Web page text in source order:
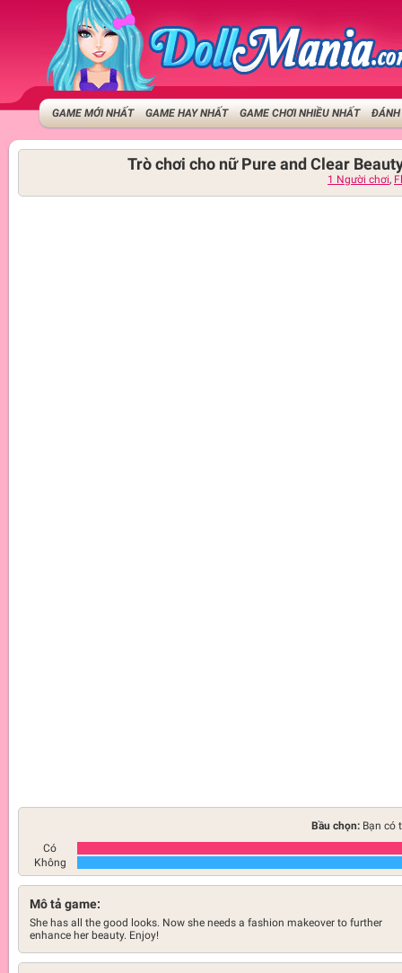
GAME MỚI NHẤT GAME HAY NHẤT GAME CHƠI NHIỀU NHẤT ĐÁNH
Trò chơi cho nữ Pure and Clear
1 Người chơi,
Bầu chọn: Bạn có
Có
Không
Mô tả game:
She has all the good looks. Now she needs a fashion makeover to further
enhance her beauty. Enjoy!